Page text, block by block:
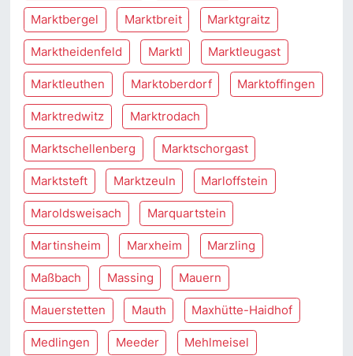
Marktbergel Marktbreit Marktgraitz
Marktheidenfeld Marktl Marktleugast
Marktleuthen Marktoberdorf Marktoffingen
Marktredwitz Marktrodach
Marktschellenberg Marktschorgast
Marktsteft Marktzeuln Marloffstein
Maroldsweisach Marquartstein
Martinsheim Marxheim Marzling
Maßbach Massing Mauern
Mauerstetten Mauth Maxhütte-Haidhof
Medlingen Meeder Mehlmeisel